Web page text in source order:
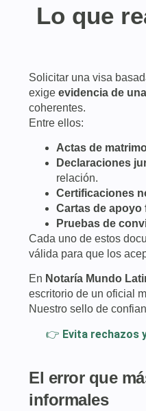
Lo que
Solicitar una visa
exige evidencia de
coherentes.
Entre ellos:
Actas de
Declaraciones
relación.
Certificaciones
Cartas de apoyo
Pruebas de
Cada uno de estos
válida para que los
En Notaría Mundo
escritorio de un oficial
Nuestro sello de
👉 Evita rechazos
El error que
informales